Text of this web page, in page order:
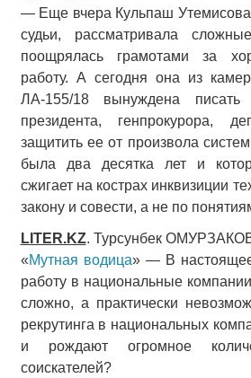
— Еще вчера Кульпаш Утемисова
судьи, рассматривала
поощрялась грамотами за
работу. А сегодня она из
ЛА-155/18 вынуждена
президента, генпрокурора,
защитить ее от произвола
была два десятка лет и
сжигает на кострах инквизиции
закону и совести, а не по
LITER.KZ. Турсунбек
«Мутная водица» — В
работу в национальные
сложно, а практически
рекрутинга в национальных
и рождают огромное
соискателей?